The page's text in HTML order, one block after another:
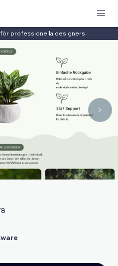
för professionella designers